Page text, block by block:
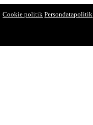
Cookie politik Persondatapolitik